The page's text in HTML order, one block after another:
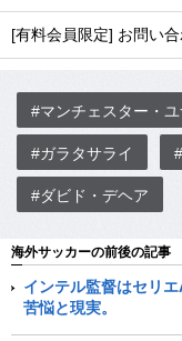
[有料会員限定] お問い
#マンチェスター・
#ガラタサライ
#ダビド・デヘア
海外サッカーの前後の記事
インテル監督はセリ
苦悩と現実。